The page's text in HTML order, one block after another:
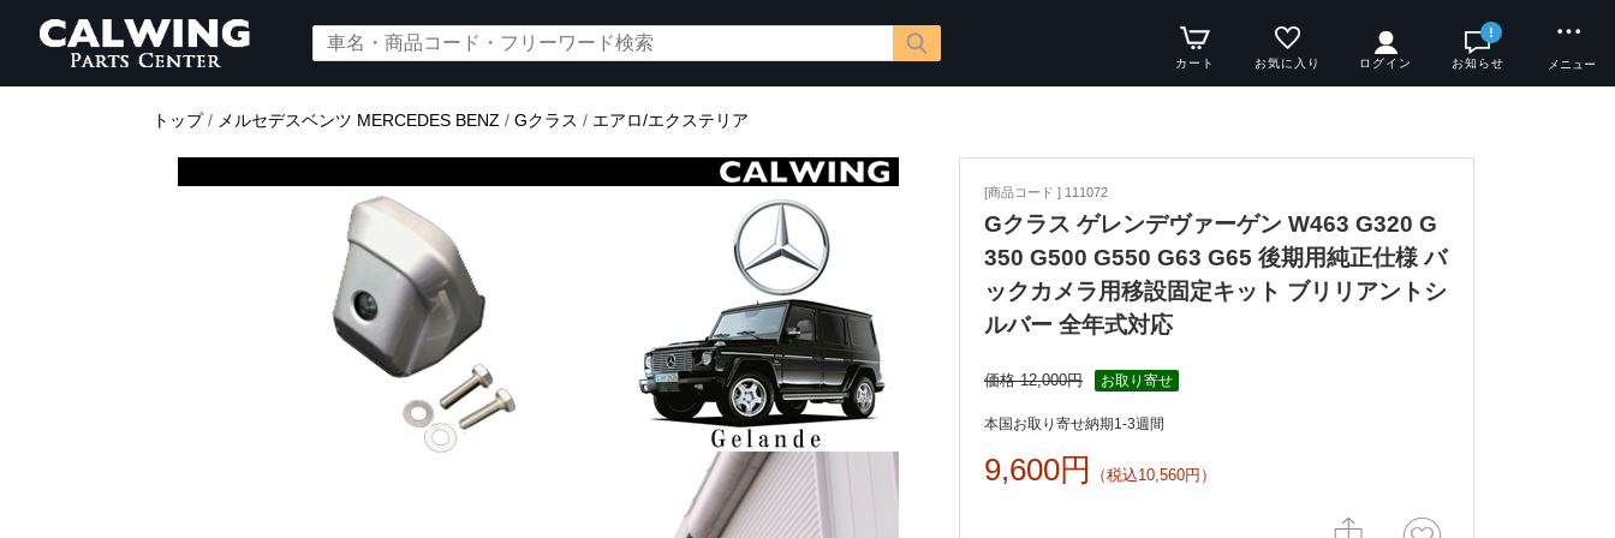
カート お気に入り ログイン
!
お知らせ メニュー
トップ/ メルセデスベンツ MERCEDES BENZ / Gクラス / エアロ/エクステリア
[商品コード ] 111072
Gクラス ゲレンデヴァーゲン W463 G320 G
350 G500 G550 G63 G65 後期用純正仕様 バ
ックカメラ用移設固定キット ブリリアントシ
ルバー 全年式対応
価格 12,000円 お取り寄せ
本国お取り寄せ納期1-3週間
9,600円 （税込10,560円）